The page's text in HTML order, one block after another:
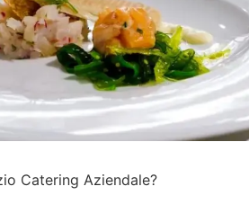
Catering Aziendale?